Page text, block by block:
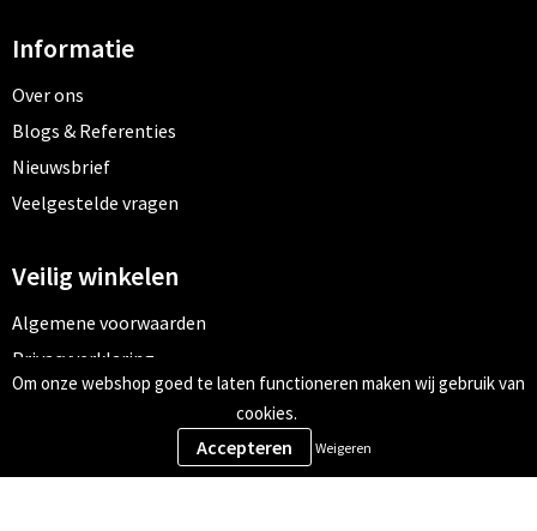
Informatie
Over ons
Blogs & Referenties
Nieuwsbrief
Veelgestelde vragen
Veilig winkelen
Algemene voorwaarden
Privacyverklaring
Cookiebeleid
Om onze webshop goed te laten functioneren maken wij gebruik van
cookies.
Weigeren